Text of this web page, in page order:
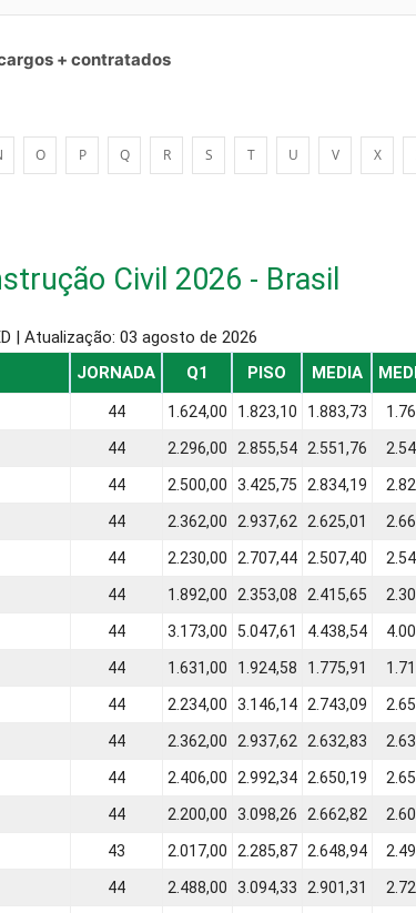
+ contratados
O P Q R S T U V X
Civil 2026 - Brasil
| Atualização: 03 agosto de 2026
JORNADA Q1 PISO MEDIA
44 1.624,00 1.823,10 1.883,73
44 2.296,00 2.855,54 2.551,76
44 2.500,00 3.425,75 2.834,19
44 2.362,00 2.937,62 2.625,01
44 2.230,00 2.707,44 2.507,40
44 1.892,00 2.353,08 2.415,65
44 3.173,00 5.047,61 4.438,54
44 1.631,00 1.924,58 1.775,91
44 2.234,00 3.146,14 2.743,09
44 2.362,00 2.937,62 2.632,83
44 2.406,00 2.992,34 2.650,19
44 2.200,00 3.098,26 2.662,82
43 2.017,00 2.285,87 2.648,94
44 2.488,00 3.094,33 2.901,31